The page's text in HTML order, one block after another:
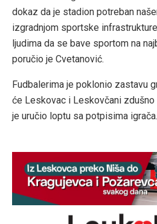
dokaz da je stadion potreban
izgradnjom sportske
ljudima da se bave sportom na
poručio je Cvetanović.
Fudbalerima je poklonio zastavu
će Leskovac i Leskovčani
je uručio loptu sa potpisima igrača.